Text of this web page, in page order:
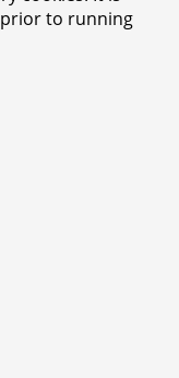
to running